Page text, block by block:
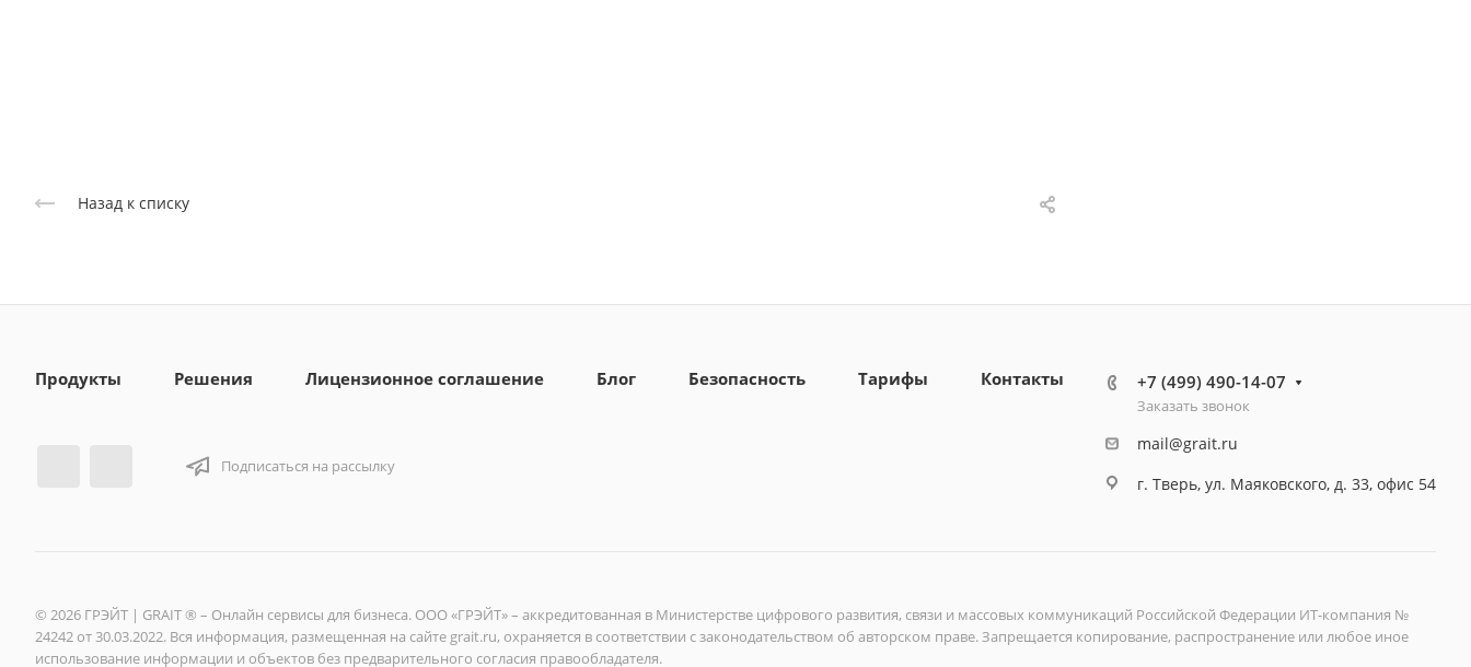
Назад к списку
Продукты Решения Лицензионное соглашение Блог Безопасность Тарифы Контакты
Подписаться на рассылку
+7 (499) 490-14-07
Заказать звонок
mail@grait.ru
г. Тверь, ул. Маяковского, д. 33, офис 54
© 2026 ГРЭЙТ | GRAIT ® – Онлайн сервисы для бизнеса. ООО «ГРЭЙТ» – аккредитованная в Министерстве цифрового развития, связи и массовых коммуникаций Российской Федерации ИТ-компания №
24242 от 30.03.2022. Вся информация, размещенная на сайте grait.ru, охраняется в соответствии с законодательством об авторском праве. Запрещается копирование, распространение или любое иное
использование информации и объектов без предварительного согласия правообладателя.